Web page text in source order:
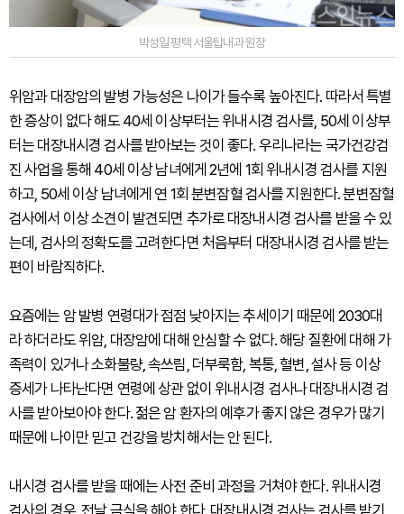
박성일 평택 서울탑내과 원장
위암과 대장암의 발병 가능성은 나이가 들수록 높아진다. 따라서 특별
한 증상이 없다 해도 40세 이상부터는 위내시경 검사를, 50세 이상부
터는 대장내시경 검사를 받아보는 것이 좋다. 우리나라는 국가건강검
진 사업을 통해 40세 이상 남녀에게 2년에 1회 위내시경 검사를 지원
하고, 50세 이상 남녀에게 연 1회 분변잠혈 검사를 지원한다. 분변잠혈
검사에서 이상 소견이 발견되면 추가로 대장내시경 검사를 받을 수 있
는데, 검사의 정확도를 고려한다면 처음부터 대장내시경 검사를 받는
편이 바람직하다.
요즘에는 암 발병 연령대가 점점 낮아지는 추세이기 때문에 2030대
라 하더라도 위암, 대장암에 대해 안심할 수 없다. 해당 질환에 대해 가
족력이 있거나 소화불량, 속쓰림, 더부룩함, 복통, 혈변, 설사 등 이상
증세가 나타난다면 연령에 상관 없이 위내시경 검사나 대장내시경 검
사를 받아보아야 한다. 젊은 암 환자의 예후가 좋지 않은 경우가 많기
때문에 나이만 믿고 건강을 방치해서는 안 된다.
내시경 검사를 받을 때에는 사전 준비 과정을 거쳐야 한다. 위내시경
검사의 경우, 전날 금식을 해야 한다. 대장내시경 검사는 검사를 받기